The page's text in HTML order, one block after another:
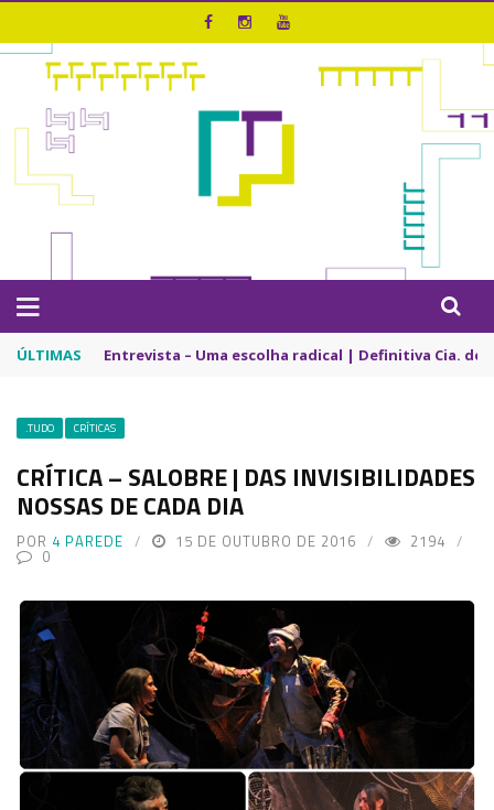
ÚLTIMAS Entrevista – Uma escolha radical | Definitiva Cia. de
.TUDO CRÍTICAS
CRÍTICA – SALOBRE | DAS INVISIBILIDADES
NOSSAS DE CADA DIA
POR 4 PAREDE 15 DE OUTUBRO DE 2016 2194
0